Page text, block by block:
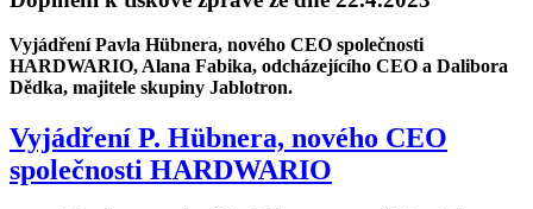
Vyjádření Pavla Hübnera, nového CEO společnosti
HARDWARIO, Alana Fabika, odcházejícího CEO a Dalibora
Dědka, majitele skupiny Jablotron.
Vyjádření P. Hübnera, nového CEO
společnosti HARDWARIO